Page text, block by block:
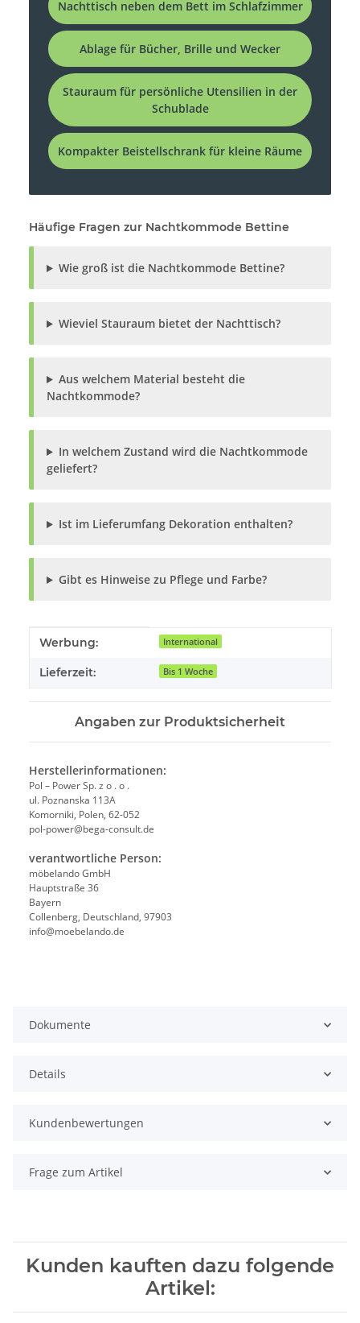
Nachttisch neben dem Bett im Schlafzimmer
Ablage für Bücher, Brille und Wecker
Stauraum für persönliche Utensilien in der
Schublade
Kompakter Beistellschrank für kleine Räume
Häufige Fragen zur Nachtkommode Bettine
Wie groß ist die Nachtkommode Bettine?
Wieviel Stauraum bietet der Nachttisch?
Aus welchem Material besteht die
Nachtkommode?
In welchem Zustand wird die Nachtkommode
geliefert?
Ist im Lieferumfang Dekoration enthalten?
Gibt es Hinweise zu Pflege und Farbe?
Produkteigenschaft
Wert
Werbung: International
Lieferzeit: Bis 1 Woche
Angaben zur Produktsicherheit
Herstellerinformationen:
Pol – Power Sp. z o . o .
ul. Poznanska 113A
Komorniki, Polen, 62-052
pol-power@bega-consult.de
verantwortliche Person:
möbelando GmbH
Hauptstraße 36
Bayern
Collenberg, Deutschland, 97903
info@moebelando.de
Dokumente
Details
Kundenbewertungen
Frage zum Artikel
Kunden kauften dazu folgende
Artikel: